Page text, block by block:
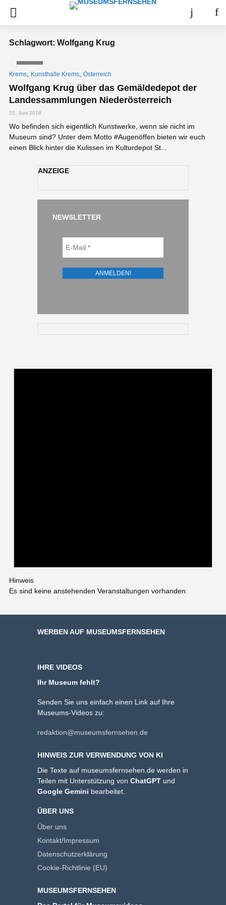
Schlagwort: Wolfgang Krug
Krems Kunsthalle Krems Österreich
Wolfgang Krug über das Gemäldedepot der
Landessammlungen Niederösterreich
22. Juni 2018
Wo befinden sich eigentlich Kunstwerke, wenn sie nicht im
Museum sind? Unter dem Motto #Augenöffen bieten wir euch
einen Blick hinter die Kulissen im Kulturdepot St...
ANZEIGE
NEWSLETTER
Hinweis
Es sind keine anstehenden Veranstaltungen vorhanden.
WERBEN AUF MUSEUMSFERNSEHEN
IHRE VIDEOS
Ihr Museum fehlt?
Senden Sie uns einfach einen Link auf Ihre
Museums-Videos zu:
redaktion@museumsfernsehen.de
HINWEIS ZUR VERWENDUNG VON KI
Die Texte auf museumsfernsehen.de werden in
Teilen mit Unterstützung von ChatGPT und
Google Gemini bearbeitet.
ÜBER UNS
Über uns
Kontakt/Impressum
Datenschutzerklärung
Cookie-Richtlinie (EU)
MUSEUMSFERNSEHEN